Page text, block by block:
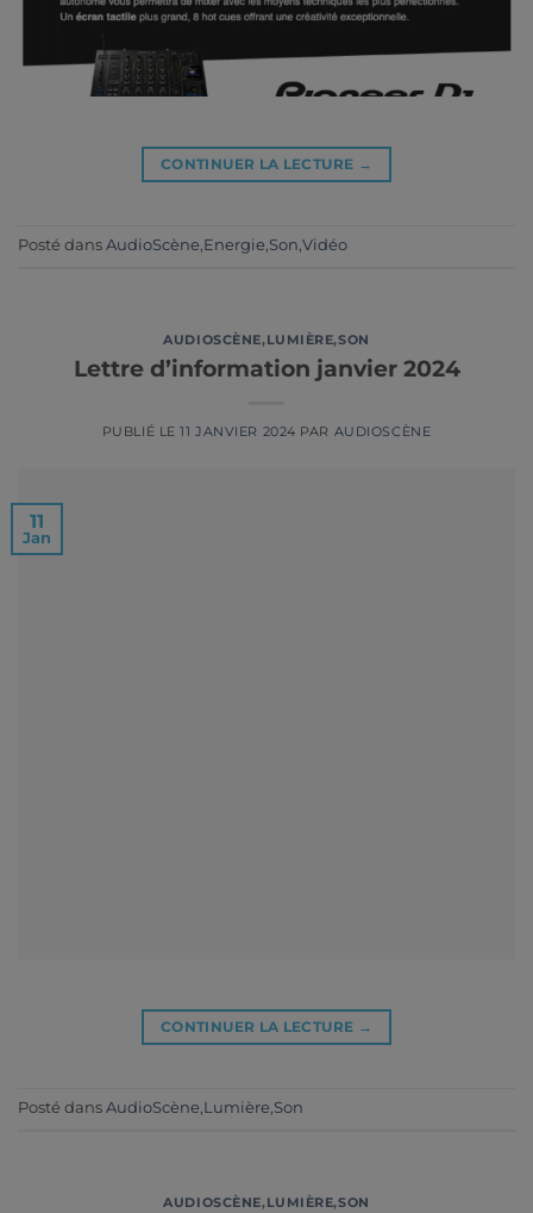
CONTINUER LA LECTURE →
Posté dans AudioScène,Energie,Son,Vidéo
AUDIOSCÈNE,LUMIÈRE,SON
Lettre d’information janvier 2024
PUBLIÉ LE11 JANVIER 2024 PAR AUDIOSCÈNE
11
Jan
CONTINUER LA LECTURE →
Posté dans AudioScène Lumière Son
AUDIOSCÈNE, LUMIÈRE,SON